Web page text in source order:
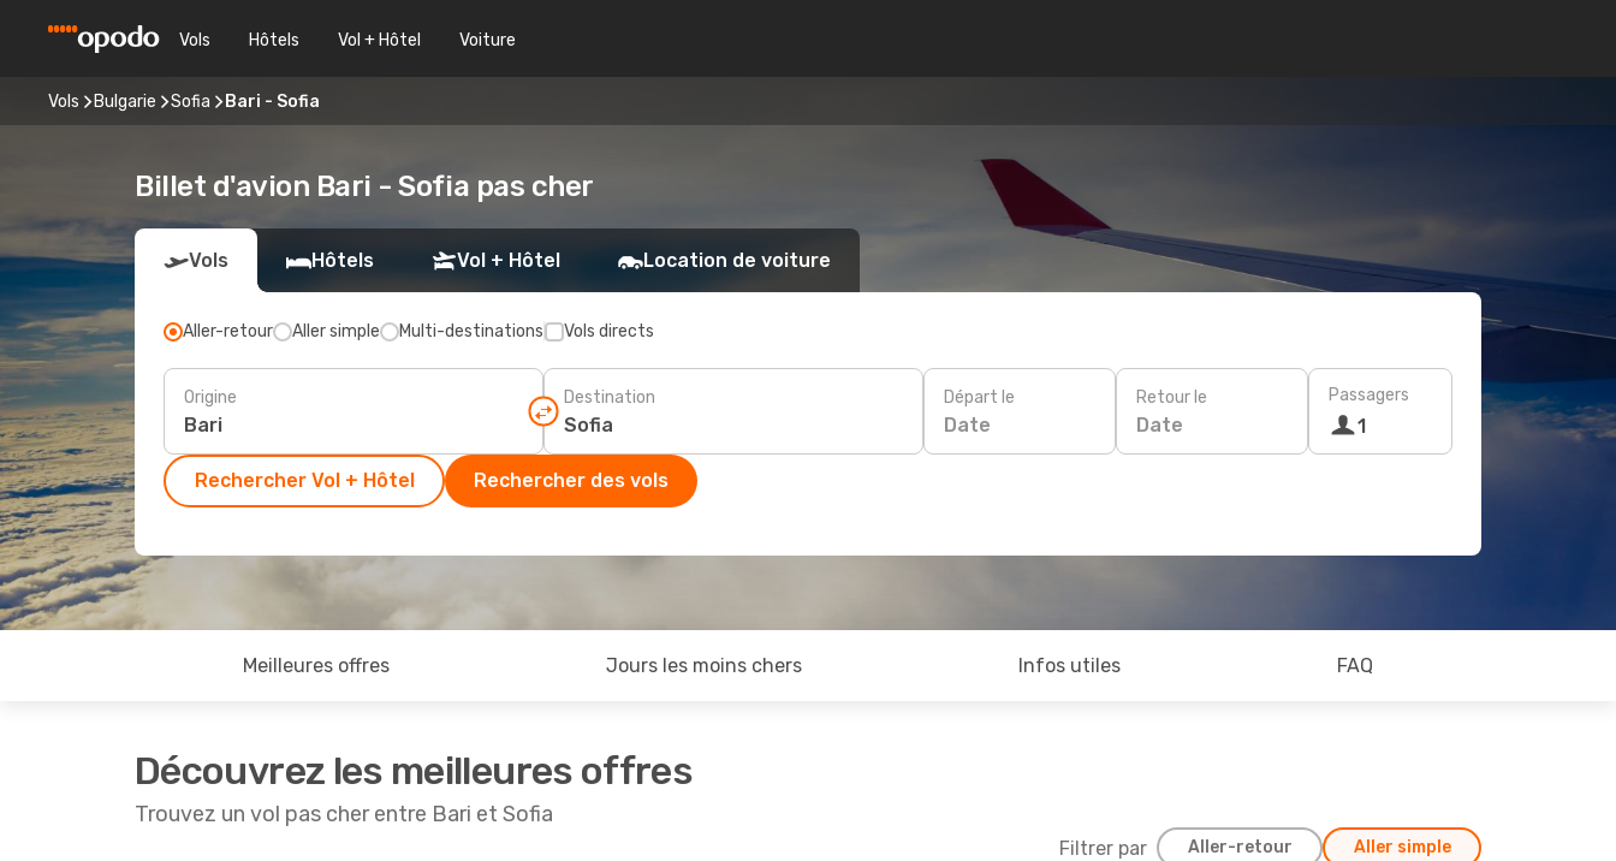
Vols Hôtels Vol + Hôtel Voiture
Vols Bulgarie Sofia Bari - Sofia
Billet d'avion Bari - Sofia pas cher
Vols Hôtels Vol + Hôtel Location de voiture
Aller-retour Aller simple Multi-destinations Vols directs
Origine Destination Départ le
Date
Retour le
Date
Passagers
1
Rechercher Vol + Hôtel Rechercher des vols
Meilleures offres Jours les moins chers Infos utiles FAQ
Découvrez les meilleures offres
Trouvez un vol pas cher entre Bari et Sofia
Filtrer par Aller-retour Aller simple